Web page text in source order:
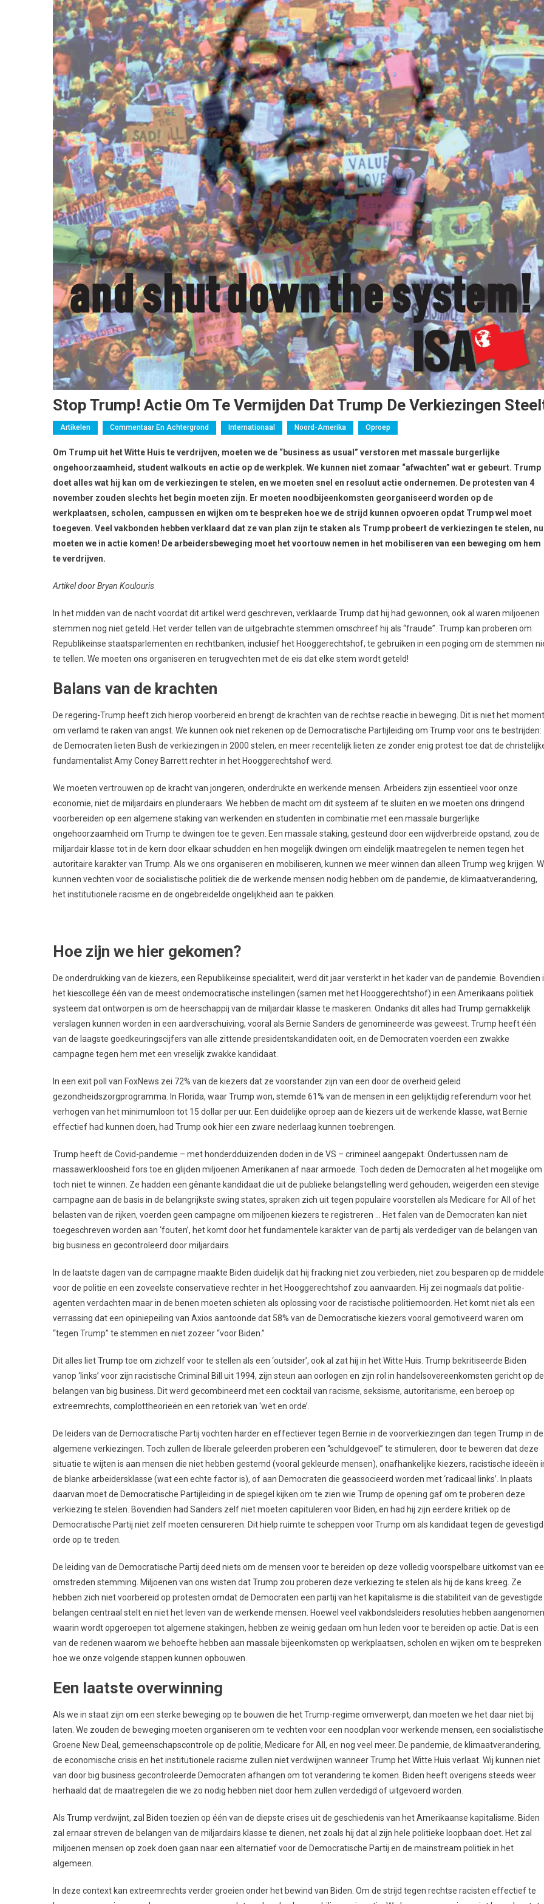
Stop Trump! Actie Om Te Vermijden Dat Trump De Verkiezingen
Artikelen Commentaar En Achtergrond Internationaal Noord-Amerika Oproep
Om Trump uit het Witte Huis te verdrijven, moeten we de “business as usual” verstoren met massale burgerlijke
ongehoorzaamheid, student walkouts en actie op de werkplek. We kunnen niet zomaar “afwachten” wat er gebeurt. Trump
doet alles wat hij kan om de verkiezingen te stelen, en we moeten snel en resoluut actie ondernemen. De protesten van 4
november zouden slechts het begin moeten zijn. Er moeten noodbijeenkomsten georganiseerd worden op de
werkplaatsen, scholen, campussen en wijken om te bespreken hoe we de strijd kunnen opvoeren opdat Trump wel moet
toegeven. Veel vakbonden hebben verklaard dat ze van plan zijn te staken als Trump probeert de verkiezingen te stelen, nu
moeten we in actie komen! De arbeidersbeweging moet het voortouw nemen in het mobiliseren van een beweging om hem
te verdrijven.
Artikel door Bryan Koulouris
In het midden van de nacht voordat dit artikel werd geschreven, verklaarde Trump dat hij had gewonnen, ook al waren miljoenen
stemmen nog niet geteld. Het verder tellen van de uitgebrachte stemmen omschreef hij als “fraude”. Trump kan proberen om
Republikeinse staatsparlementen en rechtbanken, inclusief het Hooggerechtshof, te gebruiken in een poging om de stemmen
te tellen. We moeten ons organiseren en terugvechten met de eis dat elke stem wordt geteld!
Balans van de krachten
De regering-Trump heeft zich hierop voorbereid en brengt de krachten van de rechtse reactie in beweging. Dit is niet het moment
om verlamd te raken van angst. We kunnen ook niet rekenen op de Democratische Partijleiding om Trump voor ons te bestrijden:
de Democraten lieten Bush de verkiezingen in 2000 stelen, en meer recentelijk lieten ze zonder enig protest toe dat de
fundamentalist Amy Coney Barrett rechter in het Hooggerechtshof werd.
We moeten vertrouwen op de kracht van jongeren, onderdrukte en werkende mensen. Arbeiders zijn essentieel voor onze
economie, niet de miljardairs en plunderaars. We hebben de macht om dit systeem af te sluiten en we moeten ons dringend
voorbereiden op een algemene staking van werkenden en studenten in combinatie met een massale burgerlijke
ongehoorzaamheid om Trump te dwingen toe te geven. Een massale staking, gesteund door een wijdverbreide opstand, zou de
miljardair klasse tot in de kern door elkaar schudden en hen mogelijk dwingen om eindelijk maatregelen te nemen tegen het
autoritaire karakter van Trump. Als we ons organiseren en mobiliseren, kunnen we meer winnen dan alleen Trump weg krijgen.
kunnen vechten voor de socialistische politiek die de werkende mensen nodig hebben om de pandemie, de klimaatverandering,
het institutionele racisme en de ongebreidelde ongelijkheid aan te pakken.
Hoe zijn we hier gekomen?
De onderdrukking van de kiezers, een Republikeinse specialiteit, werd dit jaar versterkt in het kader van de pandemie. Bovendien
het kiescollege één van de meest ondemocratische instellingen (samen met het Hooggerechtshof) in een Amerikaans politiek
systeem dat ontworpen is om de heerschappij van de miljardair klasse te maskeren. Ondanks dit alles had Trump gemakkelijk
verslagen kunnen worden in een aardverschuiving, vooral als Bernie Sanders de genomineerde was geweest. Trump heeft één
van de laagste goedkeuringscijfers van alle zittende presidentskandidaten ooit, en de Democraten voerden een zwakke
campagne tegen hem met een vreselijk zwakke kandidaat.
In een exit poll van FoxNews zei 72% van de kiezers dat ze voorstander zijn van een door de overheid geleid
gezondheidszorgprogramma. In Florida, waar Trump won, stemde 61% van de mensen in een gelijktijdig referendum voor het
verhogen van het minimumloon tot 15 dollar per uur. Een duidelijke oproep aan de kiezers uit de werkende klasse, wat Bernie
effectief had kunnen doen, had Trump ook hier een zware nederlaag kunnen toebrengen.
Trump heeft de Covid-pandemie – met honderdduizenden doden in de VS – crimineel aangepakt. Ondertussen nam de
massawerkloosheid fors toe en glijden miljoenen Amerikanen af naar armoede. Toch deden de Democraten al het mogelijke om
toch niet te winnen. Ze hadden een gênante kandidaat die uit de publieke belangstelling werd gehouden, weigerden een stevige
campagne aan de basis in de belangrijkste swing states, spraken zich uit tegen populaire voorstellen als Medicare for All of het
belasten van de rijken, voerden geen campagne om miljoenen kiezers te registreren … Het falen van de Democraten kan niet
toegeschreven worden aan ‘fouten’, het komt door het fundamentele karakter van de partij als verdediger van de belangen van
big business en gecontroleerd door miljardairs.
In de laatste dagen van de campagne maakte Biden duidelijk dat hij fracking niet zou verbieden, niet zou besparen op de
voor de politie en een zoveelste conservatieve rechter in het Hooggerechtshof zou aanvaarden. Hij zei nogmaals dat politie-
agenten verdachten maar in de benen moeten schieten als oplossing voor de racistische politiemoorden. Het komt niet als een
verrassing dat een opiniepeiling van Axios aantoonde dat 58% van de Democratische kiezers vooral gemotiveerd waren om
“tegen Trump” te stemmen en niet zozeer “voor Biden.”
Dit alles liet Trump toe om zichzelf voor te stellen als een ‘outsider’, ook al zat hij in het Witte Huis. Trump bekritiseerde Biden
vanop ‘links’ voor zijn racistische Criminal Bill uit 1994, zijn steun aan oorlogen en zijn rol in handelsovereenkomsten gericht op de
belangen van big business. Dit werd gecombineerd met een cocktail van racisme, seksisme, autoritarisme, een beroep op
extreemrechts, complottheorieën en een retoriek van ‘wet en orde’.
De leiders van de Democratische Partij vochten harder en effectiever tegen Bernie in de voorverkiezingen dan tegen Trump in de
algemene verkiezingen. Toch zullen de liberale geleerden proberen een “schuldgevoel” te stimuleren, door te beweren dat deze
situatie te wijten is aan mensen die niet hebben gestemd (vooral gekleurde mensen), onafhankelijke kiezers, racistische ideeën
de blanke arbeidersklasse (wat een echte factor is), of aan Democraten die geassocieerd worden met ‘radicaal links’. In plaats
daarvan moet de Democratische Partijleiding in de spiegel kijken om te zien wie Trump de opening gaf om te proberen deze
verkiezing te stelen. Bovendien had Sanders zelf niet moeten capituleren voor Biden, en had hij zijn eerdere kritiek op de
Democratische Partij niet zelf moeten censureren. Dit hielp ruimte te scheppen voor Trump om als kandidaat tegen de
orde op te treden.
De leiding van de Democratische Partij deed niets om de mensen voor te bereiden op deze volledig voorspelbare uitkomst van
omstreden stemming. Miljoenen van ons wisten dat Trump zou proberen deze verkiezing te stelen als hij de kans kreeg. Ze
hebben zich niet voorbereid op protesten omdat de Democraten een partij van het kapitalisme is die stabiliteit van de gevestigde
belangen centraal stelt en niet het leven van de werkende mensen. Hoewel veel vakbondsleiders resoluties hebben aangenomen
waarin wordt opgeroepen tot algemene stakingen, hebben ze weinig gedaan om hun leden voor te bereiden op actie. Dat is een
van de redenen waarom we behoefte hebben aan massale bijeenkomsten op werkplaatsen, scholen en wijken om te bespreken
hoe we onze volgende stappen kunnen opbouwen.
Een laatste overwinning
Als we in staat zijn om een sterke beweging op te bouwen die het Trump-regime omverwerpt, dan moeten we het daar niet bij
laten. We zouden de beweging moeten organiseren om te vechten voor een noodplan voor werkende mensen, een socialistische
Groene New Deal, gemeenschapscontrole op de politie, Medicare for All, en nog veel meer. De pandemie, de klimaatverandering,
de economische crisis en het institutionele racisme zullen niet verdwijnen wanneer Trump het Witte Huis verlaat. Wij kunnen niet
van door big business gecontroleerde Democraten afhangen om tot verandering te komen. Biden heeft overigens steeds weer
herhaald dat de maatregelen die we zo nodig hebben niet door hem zullen verdedigd of uitgevoerd worden.
Als Trump verdwijnt, zal Biden toezien op één van de diepste crises uit de geschiedenis van het Amerikaanse kapitalisme. Biden
zal ernaar streven de belangen van de miljardairs klasse te dienen, net zoals hij dat al zijn hele politieke loopbaan doet. Het zal
miljoenen mensen op zoek doen gaan naar een alternatief voor de Democratische Partij en de mainstream politiek in het
algemeen.
In deze context kan extreemrechts verder groeien onder het bewind van Biden. Om de strijd tegen rechtse racisten effectief te